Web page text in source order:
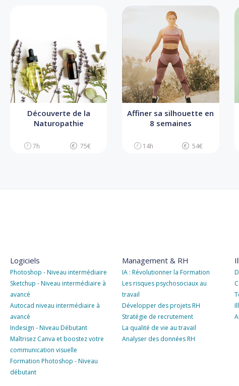
Découverte de la
Naturopathie
7h 75€
Affiner sa silhouette en
8 semaines
14h 54€
Logiciels
Photoshop - Niveau intermédiaire
Sketchup - Niveau intermédiaire à
avancé
Autocad niveau intermédiaire à
avancé
Indesign - Niveau Débutant
Maîtrisez Canva et boostez votre
communication visuelle
Formation Photoshop - Niveau
débutant
Management & RH
IA : Révolutionner la Formation
Les risques psychosociaux au
travail
Développer des projets RH
Stratégie de recrutement
La qualité de vie au travail
Analyser des données RH